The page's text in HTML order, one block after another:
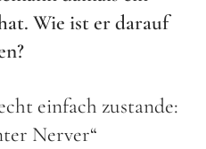
Wie ist er darauf
einfach zustande:
Nerver“